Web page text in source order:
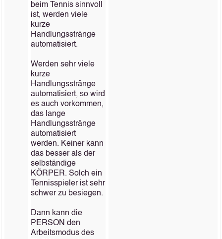
beim Tennis sinnvoll
ist, werden viele
kurze
Handlungsstränge
automatisiert.
Werden sehr viele
kurze
Handlungsstränge
automatisiert, so wird
es auch vorkommen,
das lange
Handlungsstränge
automatisiert
werden. Keiner kann
das besser als der
selbständige
KÖRPER. Solch ein
Tennisspieler ist sehr
schwer zu besiegen.
Dann kann die
PERSON den
Arbeitsmodus des